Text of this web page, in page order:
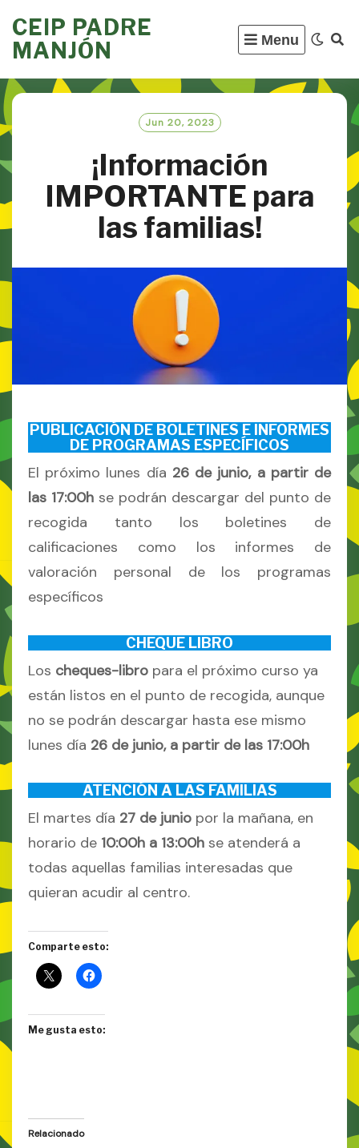
to
content
CEIP PADRE
MANJÓN
Menu
Jun 20, 2023
¡Información
IMPORTANTE para
las familias!
PUBLICACIÓN DE BOLETINES E INFORMES
DE PROGRAMAS ESPECÍFICOS
El próximo lunes día 26 de junio, a partir de
las 17:00h se podrán descargar del punto de
recogida tanto los boletines de
calificaciones como los informes de
valoración personal de los programas
específicos
CHEQUE LIBRO
Los cheques-libro para el próximo curso ya
están listos en el punto de recogida, aunque
no se podrán descargar hasta ese mismo
lunes día 26 de junio, a partir de las 17:00h
ATENCIÓN A LAS FAMILIAS
El martes día 27 de junio por la mañana, en
horario de 10:00h a 13:00h se atenderá a
todas aquellas familias interesadas que
quieran acudir al centro.
Comparte esto:
Me gusta esto:
Relacionado